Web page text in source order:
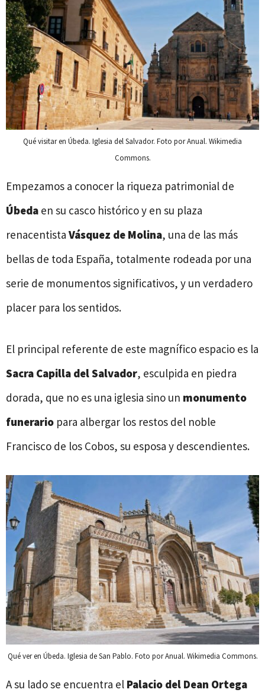
Qué visitar en Úbeda. Iglesia del Salvador. Foto por Anual. Wikimedia
Commons.
Empezamos a conocer la riqueza patrimonial de
Úbeda en su casco histórico y en su plaza
renacentista Vásquez de Molina, una de las más
bellas de toda España, totalmente rodeada por una
serie de monumentos significativos, y un verdadero
placer para los sentidos.
El principal referente de este magnífico espacio es la
Sacra Capilla del Salvador, esculpida en piedra
dorada, que no es una iglesia sino un monumento
funerario para albergar los restos del noble
Francisco de los Cobos, su esposa y descendientes.
Qué ver en Úbeda. Iglesia de San Pablo. Foto por Anual. Wikimedia Commons.
A su lado se encuentra el Palacio del Dean Ortega